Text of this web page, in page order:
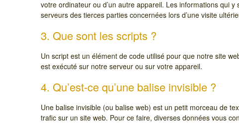
votre ordinateur ou d’un autre appareil. Les informations qui
serveurs des tierces parties concernées lors d’une visite
3. Que sont les scripts ?
Un script est un élément de code utilisé pour que notre site
est exécuté sur notre serveur ou sur votre appareil.
4. Qu’est-ce qu’une balise invisible ?
Une balise invisible (ou balise web) est un petit morceau de
trafic sur un site web. Pour ce faire, diverses données vous